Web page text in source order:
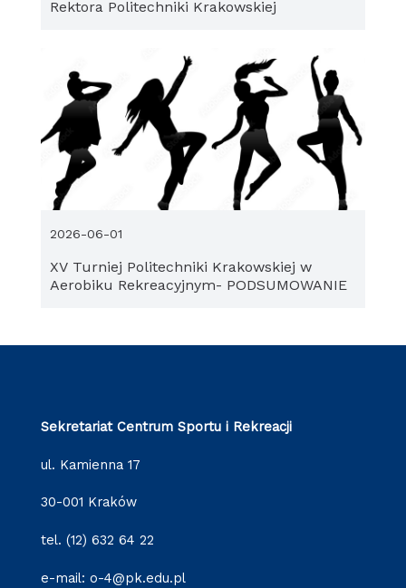
Rektora Politechniki Krakowskiej
XV Turniej Politechniki Krakowskiej w
Aerobiku Rekreacyjnym- PODSUMOWANIE
2026-06-01
Sekretariat Centrum Sportu i Rekreacji
ul. Kamienna 17
30-001 Kraków
tel. (12) 632 64 22
e-mail: o-4@pk.edu.pl